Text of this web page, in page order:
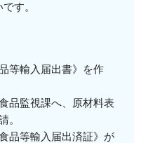
す。
等輸入届出書》を作
品監視課へ、原材料表
。
品等輸入届出済証》が